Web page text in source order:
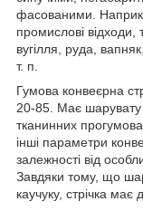
фасованими.
промислові відходи,
вугілля, руда,
т. п.
Гумова конвеєрна
20-85. Має шарувату
тканинних
інші параметри
залежності від
Завдяки тому, що
каучуку, стрічка має